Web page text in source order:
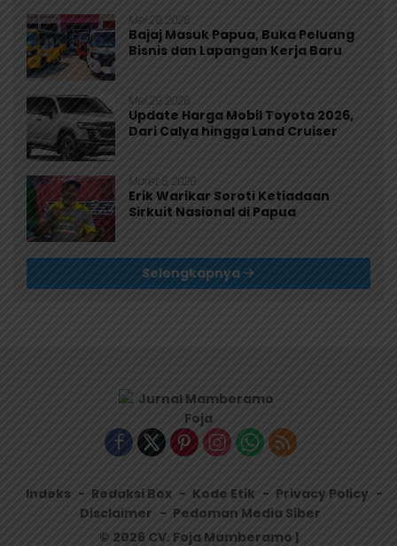
Mei 29, 2026
Bajaj Masuk Papua, Buka Peluang
Bisnis dan Lapangan Kerja Baru
Mei 29, 2026
Update Harga Mobil Toyota 2026,
Dari Calya hingga Land Cruiser
Maret 5, 2026
Erik Warikar Soroti Ketiadaan
Sirkuit Nasional di Papua
Selengkapnya
Indeks Redaksi Box Kode Etik
Privacy Policy
Disclaimer
Pedoman Media Siber
© 2026 CV. Foja Mamberamo |